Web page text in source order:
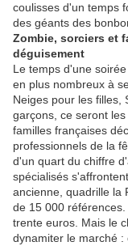
coulisses d'un temps
des géants des
Zombie, sorciers et
déguisement
Le temps d'une
en plus nombreux à
Neiges pour les filles,
garçons, ce seront
familles françaises
professionnels de la
d'un quart du chiffre
spécialisés
ancienne, quadrille la
de 15 000
trente euros. Mais le
dynamiter le marché